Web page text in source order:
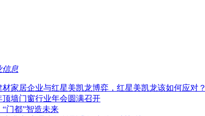
信息
材家居企业与红星美凯龙博弈，红星美凯龙该如何应对？
顶墙门窗行业年会圆满召开
“门都”智造未来